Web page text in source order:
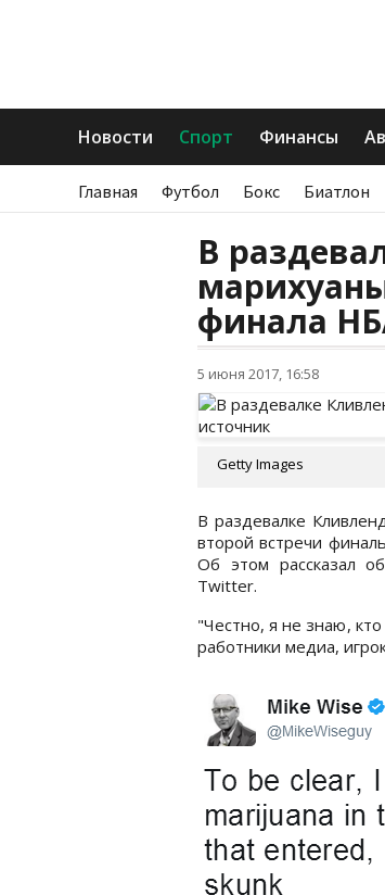
Новости Спорт Финансы
Главная Футбол Бокс Биатлон
В
финала
5 июня 2017, 16:58
Getty Images
В раздевалке
второй встречи
Об этом рассказал
Twitter.
"Честно, я не знаю,
работники медиа,